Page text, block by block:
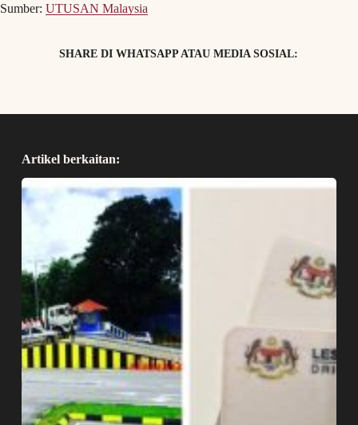
Sumber: UTUSAN Malaysia
SHARE DI WHATSAPP ATAU MEDIA SOSIAL:
Artikel berkaitan: